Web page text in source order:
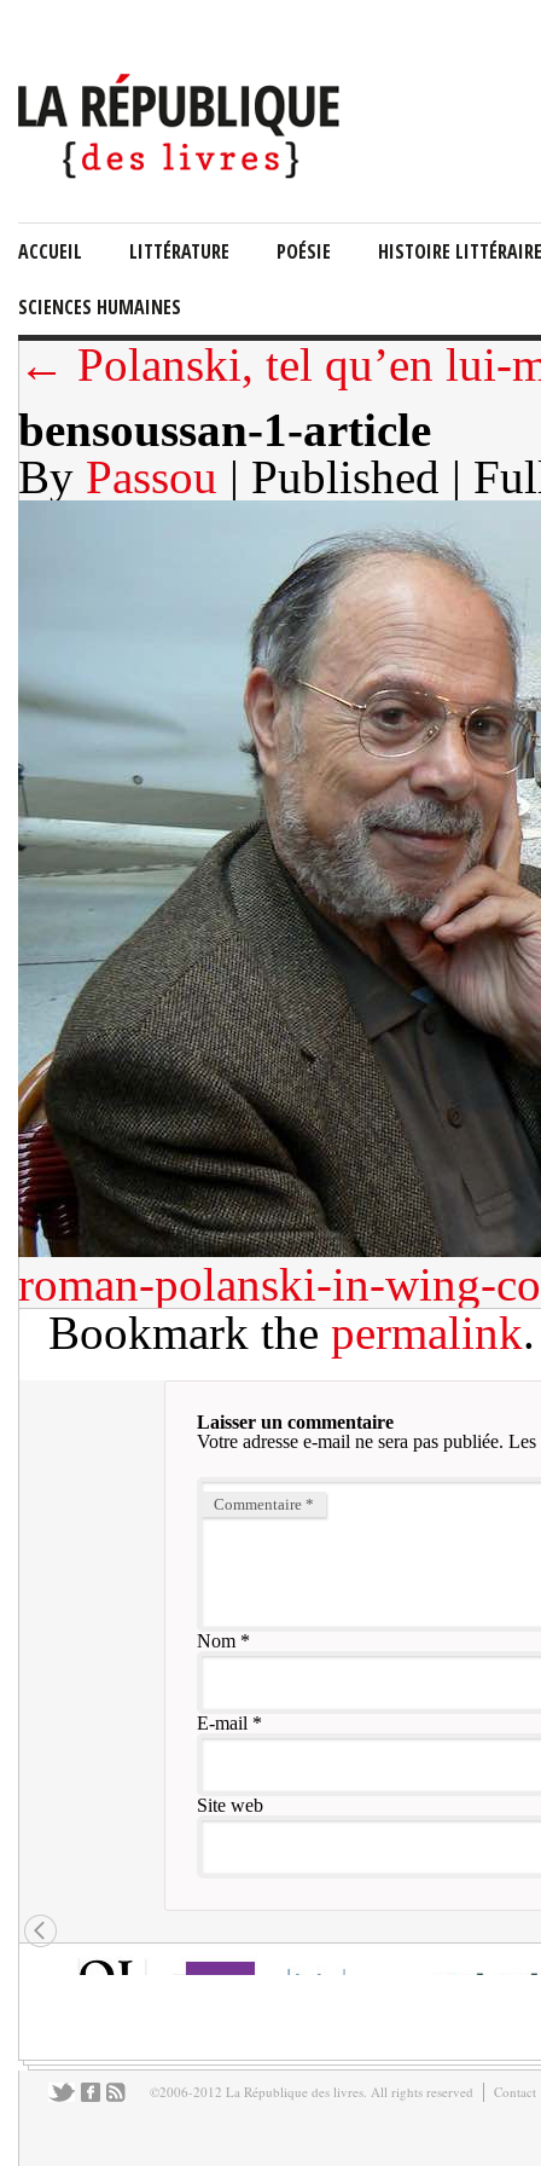
ACCUEIL LITTÉRATURE POÉSIE HISTOIRE LITTÉRAIRE
SCIENCES HUMAINES
← Polanski, tel qu’en lui-
bensoussan-1-article
By Passou | Published |
roman-polanski-in-wing-
Bookmark the permalink.
Laisser un commentaire
Votre adresse e-mail ne sera pas publiée. Les
Commentaire *
Nom*
E-mail *
Site web
©2006-2012 La République des livres. All rights reserved Contact